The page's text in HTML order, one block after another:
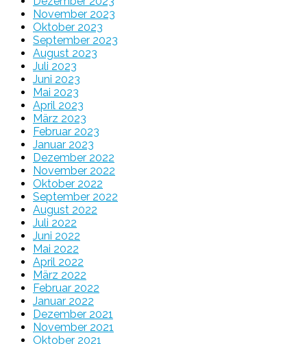
November 2023
Oktober 2023
September 2023
August 2023
Juli 2023
Juni 2023
Mai 2023
April 2023
März 2023
Februar 2023
Januar 2023
Dezember 2022
November 2022
Oktober 2022
September 2022
August 2022
Juli 2022
Juni 2022
Mai 2022
April 2022
März 2022
Februar 2022
Januar 2022
Dezember 2021
November 2021
Oktober 2021